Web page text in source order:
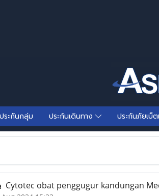
ประกันกลุ่ม ประกันเดินทาง ประกันภัยเบ็
Cytotec obat penggugur kandungan